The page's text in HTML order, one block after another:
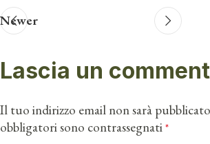
Newer
Lascia un
Il tuo indirizzo email non sarà
obbligatori sono contrassegnati*